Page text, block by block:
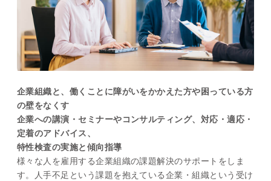
企業組織と、働くことに障がいをかかえた方や困っている方
の壁をなくす
企業への講演・セミナーやコンサルティング、対応・適応・
定着のアドバイス、
特性検査の実施と傾向指導
様々な人を雇用する企業組織の課題解決のサポートをしま
す。人手不足という課題を抱えている企業・組織という受け